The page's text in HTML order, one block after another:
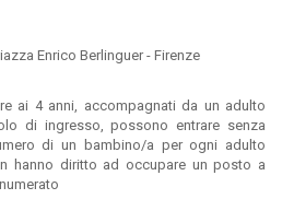
Enrico Berlinguer - Firenze
ai 4 anni, accompagnati da un adulto
di ingresso, possono entrare senza
di un bambino/a per ogni adulto
hanno diritto ad occupare un posto a